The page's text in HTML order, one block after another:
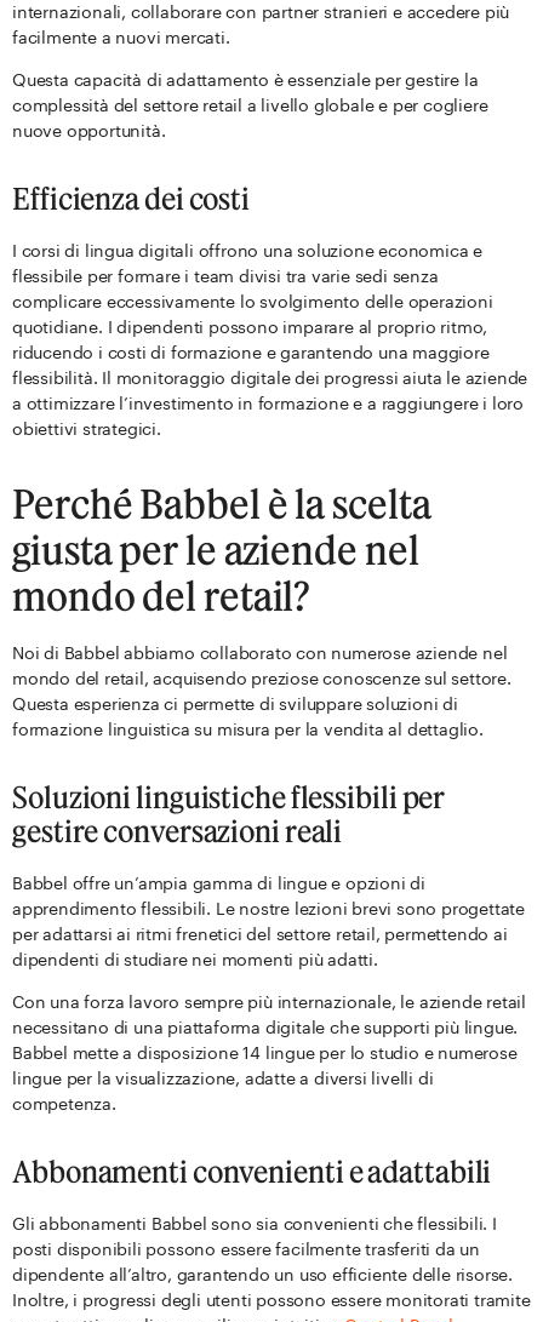
internazionali, collaborare con partner stranieri e accedere più
facilmente a nuovi mercati.
Questa capacità di adattamento è essenziale per gestire la
complessità del settore retail a livello globale e per cogliere
nuove opportunità.
Efficienza dei costi
I corsi di lingua digitali offrono una soluzione economica e
flessibile per formare i team divisi tra varie sedi senza
complicare eccessivamente lo svolgimento delle operazioni
quotidiane. I dipendenti possono imparare al proprio ritmo,
riducendo i costi di formazione e garantendo una maggiore
flessibilità. Il monitoraggio digitale dei progressi aiuta le aziende
a ottimizzare l’investimento in formazione e a raggiungere i loro
obiettivi strategici.
Perché Babbel è la scelta
giusta per le aziende nel
mondo del retail?
Noi di Babbel abbiamo collaborato con numerose aziende nel
mondo del retail, acquisendo preziose conoscenze sul settore.
Questa esperienza ci permette di sviluppare soluzioni di
formazione linguistica su misura per la vendita al dettaglio.
Soluzioni linguistiche flessibili per
gestire conversazioni reali
Babbel offre un’ampia gamma di lingue e opzioni di
apprendimento flessibili. Le nostre lezioni brevi sono progettate
per adattarsi ai ritmi frenetici del settore retail, permettendo ai
dipendenti di studiare nei momenti più adatti.
Con una forza lavoro sempre più internazionale, le aziende retail
necessitano di una piattaforma digitale che supporti più lingue.
Babbel mette a disposizione 14 lingue per lo studio e numerose
lingue per la visualizzazione, adatte a diversi livelli di
competenza.
Abbonamenti convenienti e adattabili
Gli abbonamenti Babbel sono sia convenienti che flessibili. I
posti disponibili possono essere facilmente trasferiti da un
dipendente all’altro, garantendo un uso efficiente delle risorse.
Inoltre, i progressi degli utenti possono essere monitorati tramite